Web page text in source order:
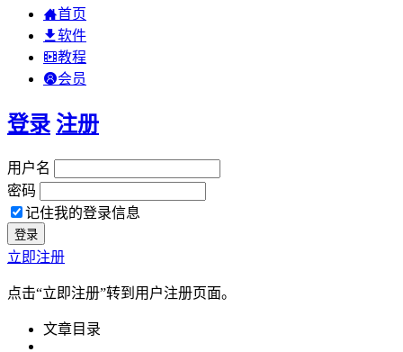
首页
软件
教程
会员
登录 注册
用户名
密码
记住我的登录信息
立即注册
点击“立即注册”转到用户注册页面。
文章目录